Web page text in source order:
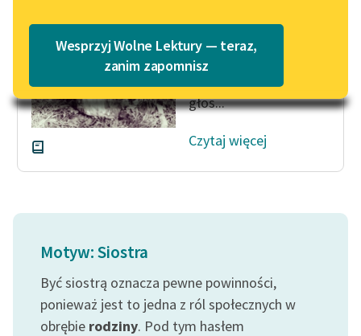
Lektury szkolne i klasyka
literatury do słuchania dla
uczennic i uczniów z
niepełnosprawnościami
E-kolekcja lektur
szkolnych i literatury do
uczniów z
Feministyczne inspiracje.
Popularyzacja
skandynawskiej literatury
feministycznej
Katalog w formacie PDF
Wesprzyj Wolne Lektury — teraz,
zanim zapomnisz
Śledziła szept nasz
daleki…
I mówiąc z nami, ucisza
głos...
Czytaj więcej
Motyw: Siostra
Być siostrą oznacza pewne powinności,
ponieważ jest to jedna z ról społecznych w
obrębie rodziny. Pod tym hasłem